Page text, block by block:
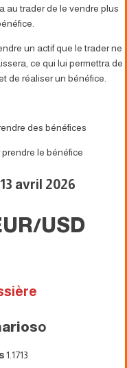
au trader de le vendre plus
un actif que le trader ne
ce qui lui permettra de
de réaliser un bénéfice.
des bénéfices
le bénéfice
avril 2026
USD
o
1.1713